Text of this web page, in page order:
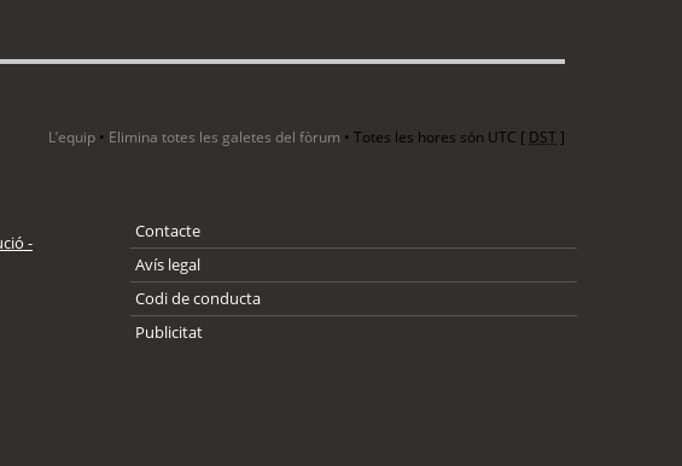
L’equip • Elimina totes les galetes del fòrum • Totes les hores són UTC [ DST]
-
Contacte
Avís legal
Codi de conducta
Publicitat